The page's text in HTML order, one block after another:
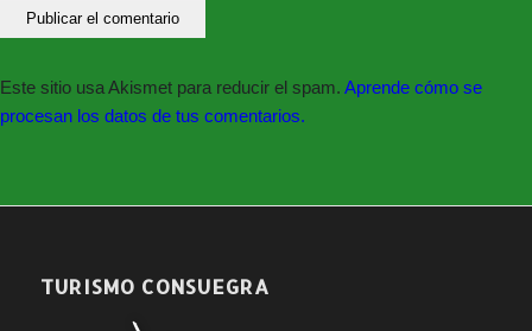
Este sitio usa Akismet para reducir el spam. Aprende cómo se
procesan los datos de tus comentarios.
TURISMO CONSUEGRA